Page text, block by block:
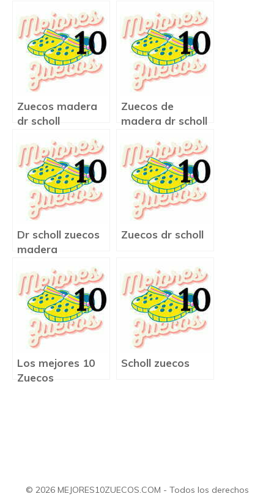
Zuecos madera
dr scholl
Zuecos de
madera dr scholl
Dr scholl zuecos
madera
Zuecos dr scholl
Los mejores 10
Zuecos
Scholl zuecos
© 2026 MEJORES10ZUECOS.COM - Todos los derechos